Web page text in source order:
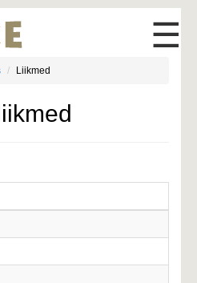
☰
Liikmed